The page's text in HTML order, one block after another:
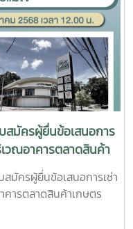
สมัครผู้ยื่นข้อเสนอการ
วณอาคารตลาดสินค้า
ครผู้ยื่นข้อเสนอการเช่า
ารตลาดสินค้าเกษตร